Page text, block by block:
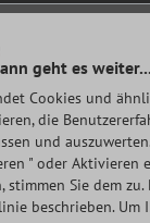
geht es weiter...
Cookies und
die
und
" oder Aktivieren
stimmen Sie dem
beschrieben. Um